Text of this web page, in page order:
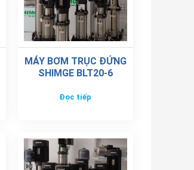
MÁY BƠM TRỤC ĐỨNG
SHIMGE BLT20-6
Đọc tiếp